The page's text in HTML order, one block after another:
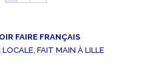
FAIRE FRANÇAIS
FAIT MAIN À LILLE